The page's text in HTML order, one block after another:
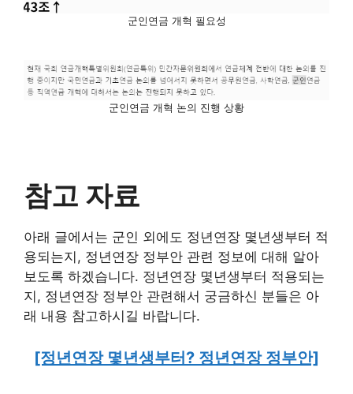
군인연금 개혁 필요성
군인연금 개혁 논의 진행 상황
참고 자료
아래 글에서는 군인 외에도 정년연장 몇년생부터 적
용되는지, 정년연장 정부안 관련 정보에 대해 알아
보도록 하겠습니다. 정년연장 몇년생부터 적용되는
지, 정년연장 정부안 관련해서 궁금하신 분들은 아
래 내용 참고하시길 바랍니다.
[정년연장 몇년생부터? 정년연장 정부안]